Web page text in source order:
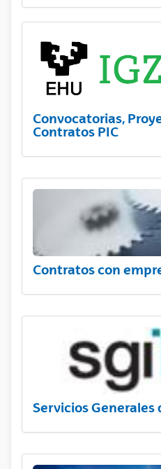
Convocatorias,
Contratos PIC
Contratos con
Servicios Generales